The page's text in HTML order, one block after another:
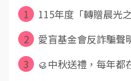
1
115年度「轉贈晨光
2
愛盲基金會反詐騙聲
3
🥮中秋送禮，每年都